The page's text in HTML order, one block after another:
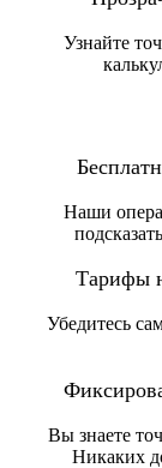
Узнайте
Наши
Тарифы
Убедитесь
Вы знаете
Никаких